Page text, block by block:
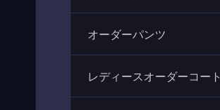
オーダーパンツ
レディースオーダーコート